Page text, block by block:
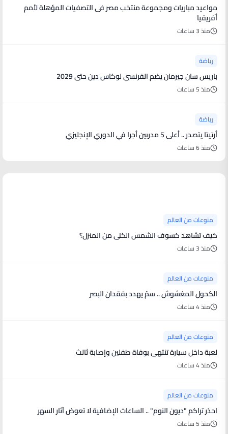
مواعيد مباريات ومجموعة منتخب مصر فى التصفيات المؤهلة لأمم
أفريقيا
منذ 3 ساعات
رياضة
باريس سان جيرمان يضم الفرنسي لوكاس دين حتى 2029
منذ 5 ساعات
رياضة
أرتيتا يتصدر .. أعلى 5 مدربين أجرا في الدوري الإنجليزي
منذ 6 ساعات
منوعات من العالم
كيف تشاهد كسوف الشمس الكلى من المنزل؟
منذ 3 ساعات
منوعات من العالم
الكحول المغشوش .. سمّ يهدد بفقدان البصر
منذ 4 ساعات
منوعات من العالم
لعبة داخل سيارة تنتهي بوفاة طفلين وإصابة ثالث
منذ 4 ساعات
منوعات من العالم
احذر تراكم "ديون النوم" .. الساعات الإضافية لا تعوض آثار السهر
منذ 5 ساعات